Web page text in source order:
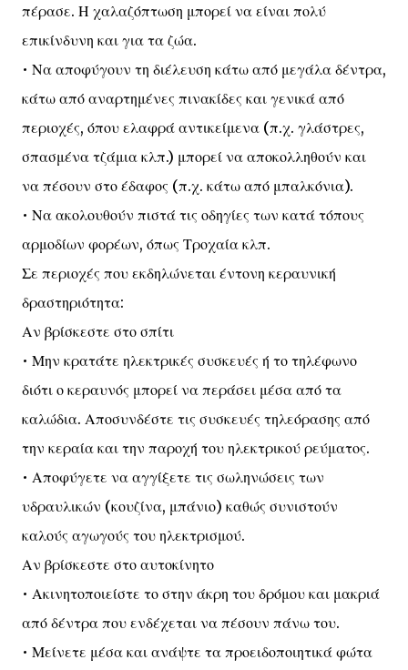
πέρασε. Η χαλαζόπτωση μπορεί να είναι πολύ
επικίνδυνη και για τα ζώα.
• Να αποφύγουν τη διέλευση κάτω από μεγάλα δέντρα,
κάτω από αναρτημένες πινακίδες και γενικά από
περιοχές, όπου ελαφρά αντικείμενα (π.χ. γλάστρες,
σπασμένα τζάμια κλπ.) μπορεί να αποκολληθούν και
να πέσουν στο έδαφος (π.χ. κάτω από μπαλκόνια).
• Να ακολουθούν πιστά τις οδηγίες των κατά τόπους
αρμοδίων φορέων, όπως Τροχαία κλπ.
Σε περιοχές που εκδηλώνεται έντονη κεραυνική
δραστηριότητα:
Αν βρίσκεστε στο σπίτι
• Μην κρατάτε ηλεκτρικές συσκευές ή το τηλέφωνο
διότι ο κεραυνός μπορεί να περάσει μέσα από τα
καλώδια. Αποσυνδέστε τις συσκευές τηλεόρασης από
την κεραία και την παροχή του ηλεκτρικού ρεύματος.
• Αποφύγετε να αγγίξετε τις σωληνώσεις των
υδραυλικών (κουζίνα, μπάνιο) καθώς συνιστούν
καλούς αγωγούς του ηλεκτρισμού.
Αν βρίσκεστε στο αυτοκίνητο
• Ακινητοποιείστε το στην άκρη του δρόμου και μακριά
από δέντρα που ενδέχεται να πέσουν πάνω του.
• Μείνετε μέσα και ανάψτε τα προειδοποιητικά φώτα